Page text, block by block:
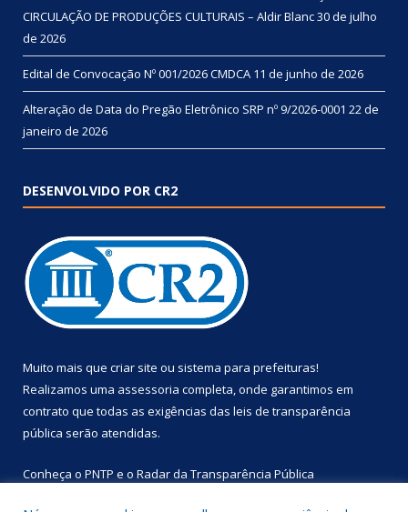
CIRCULAÇÃO DE PRODUÇÕES CULTURAIS – Aldir Blanc30 de julho
de 2026
Edital de Convocação Nº 001/2026 CMDCA 11 de junho de 2026
Alteração de Data do Pregão Eletrônico SRP nº 9/2026-0001 22 de
janeiro de 2026
DESENVOLVIDO POR CR2
Muito mais que criar site ou sistema para prefeituras!
Realizamos uma assessoria completa, onde garantimos em
contrato que todas as exigências das leis de transparência
pública serão atendidas.
Conheça o PNTP e o Radar da Transparência Pública